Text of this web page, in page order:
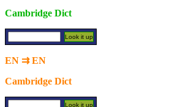
Cambridge Dict
EN ⇉ EN
Cambridge Dict